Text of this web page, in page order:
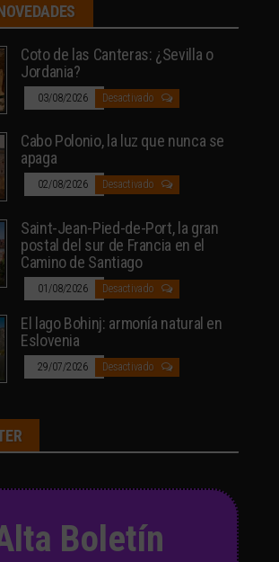
Coto de las Canteras: ¿Sevilla o
Jordania?
03/08/2026 Desactivado
Cabo Polonio, la luz que nunca se
apaga
02/08/2026 Desactivado
Saint-Jean-Pied-de-Port, la gran
postal del sur de Francia en el
Camino de Santiago
01/08/2026 Desactivado
El lago Bohinj: armonía natural en
Eslovenia
29/07/2026 Desactivado
Boletín